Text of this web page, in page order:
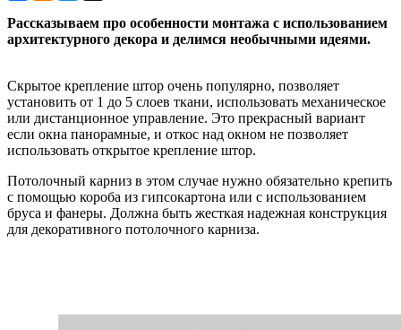
Рассказываем про особенности монтажа с использованием
архитектурного декора и делимся необычными идеями.
Скрытое крепление штор очень популярно, позволяет
установить от 1 до 5 слоев ткани, использовать механическое
или дистанционное управление. Это прекрасный вариант
если окна панорамные, и откос над окном не позволяет
использовать открытое крепление штор.
Потолочный карниз в этом случае нужно обязательно крепить
с помощью короба из гипсокартона или с использованием
бруса и фанеры. Должна быть жесткая надежная конструкция
для декоративного потолочного карниза.